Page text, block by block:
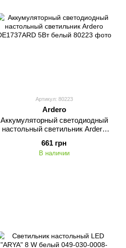
Артикул: 80223
Ardero
Аккумуляторный светодиодный
настольный светильник Ardero
661 грн
В наличии